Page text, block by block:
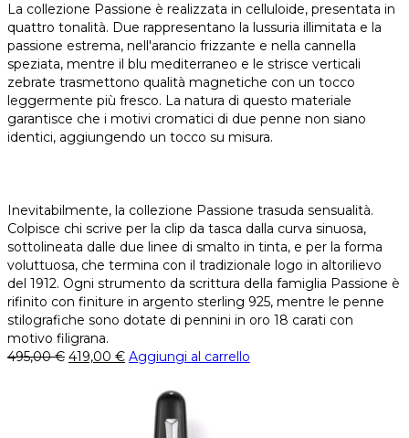
La collezione Passione è realizzata in celluloide, presentata in
quattro tonalità. Due rappresentano la lussuria illimitata e la
passione estrema, nell'arancio frizzante e nella cannella
speziata, mentre il blu mediterraneo e le strisce verticali
zebrate trasmettono qualità magnetiche con un tocco
leggermente più fresco. La natura di questo materiale
garantisce che i motivi cromatici di due penne non siano
identici, aggiungendo un tocco su misura.
Inevitabilmente, la collezione Passione trasuda sensualità.
Colpisce chi scrive per la clip da tasca dalla curva sinuosa,
sottolineata dalle due linee di smalto in tinta, e per la forma
voluttuosa, che termina con il tradizionale logo in altorilievo
del 1912. Ogni strumento da scrittura della famiglia Passione è
rifinito con finiture in argento sterling 925, mentre le penne
stilografiche sono dotate di pennini in oro 18 carati con
motivo filigrana.
495,00€ 419,00 € Aggiungi al carrello